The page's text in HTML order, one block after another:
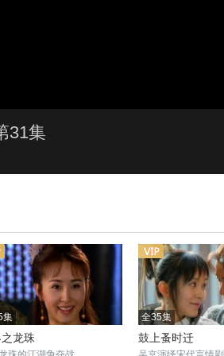
31集
集
龙珠
全35集
鼓上蚤时迁